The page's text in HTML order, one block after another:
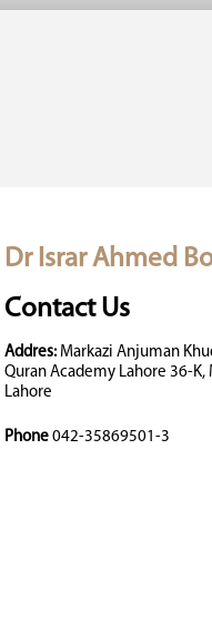
Dr Israr Ahmed
Contact Us
Addres:Markazi Anjuman
Quran Academy Lahore 36-K,
Lahore
Phone 042-35869501-3